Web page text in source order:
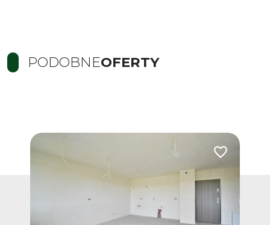
PODOBNEOFERTY
Dodaj do ulubionych Dodaj do